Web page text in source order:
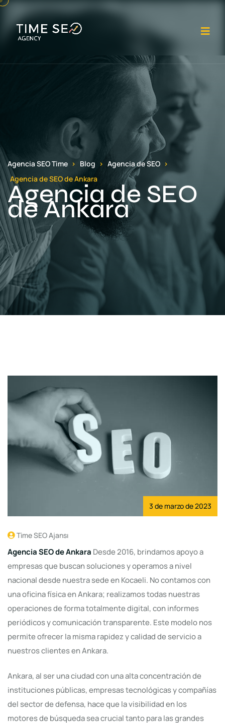
Agencia SEO Time Blog
Agencia de SEO
Agencia de SEO de Ankara
Agencia de SEO
de Ankara
3 de marzo de 2023
Time SEO Ajansı
Agencia SEO de Ankara Desde 2016, brindamos apoyo a
empresas que buscan soluciones y operamos a nivel
nacional desde nuestra sede en Kocaeli. No contamos con
una oficina física en Ankara; realizamos todas nuestras
operaciones de forma totalmente digital, con informes
periódicos y comunicación transparente. Este modelo nos
permite ofrecer la misma rapidez y calidad de servicio a
nuestros clientes en Ankara.
Ankara, al ser una ciudad con una alta concentración de
instituciones públicas, empresas tecnológicas y compañías
del sector de defensa, hace que la visibilidad en los
motores de búsqueda sea crucial tanto para las grandes